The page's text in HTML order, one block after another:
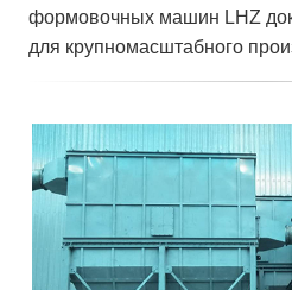
формовочных машин LHZ
для крупномасштабного